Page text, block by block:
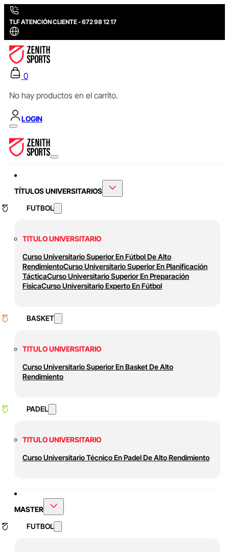
TLF ATENCIÓN CLIENTE - 672 98 12 17
0
No hay productos en el carrito.
LOGIN
TÍTULOS UNIVERSITARIOS
FUTBOL
TITULO UNIVERSITARIO
Curso Universitario Superior En Fútbol De Alto
RendimientoCurso Universitario Superior En Planificación
TácticaCurso Universitario Superior En Preparación
FísicaCurso Universitario Experto En Fútbol
BASKET
TITULO UNIVERSITARIO
Curso Universitario Superior En Basket De Alto
Rendimiento
PADEL
TITULO UNIVERSITARIO
Curso Universitario Técnico En Padel De Alto Rendimiento
MASTER
FUTBOL